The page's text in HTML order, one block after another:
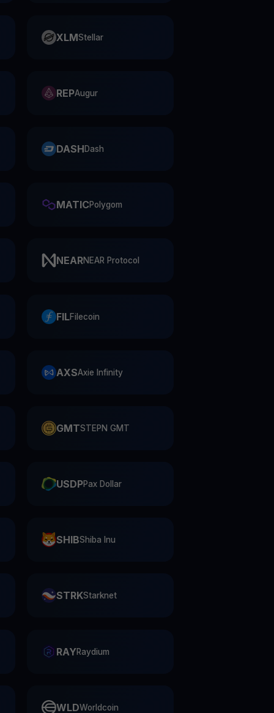
XLMStellar
REPAugur
DASHDash
MATICPolygom
NEARNEAR Protocol
FILFilecoin
AXSAxie Infinity
GMTSTEPN GMT
USDPPax Dollar
SHIBShiba Inu
STRKStarknet
RAYRaydium
WLDWorldcoin